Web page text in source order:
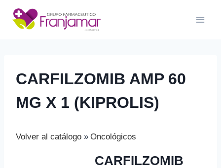
Saltar
contenido
CARFILZOMIB AMP 60
MG X 1 (KIPROLIS)
Volver al catálogo Oncológicos
CARFILZOMIB